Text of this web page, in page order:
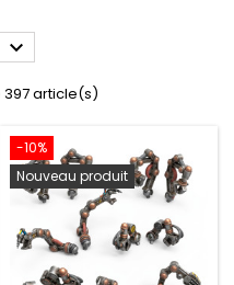

397 article(s)
-10%
Nouveau produit